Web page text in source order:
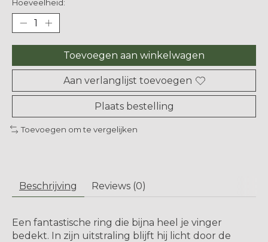
Hoeveelheid:
Toevoegen aan winkelwagen
Aan verlanglijst toevoegen
Plaats bestelling
Toevoegen om te vergelijken
Beschrijving Reviews (0)
Een fantastische ring die bijna heel je vinger
bedekt. In zijn uitstraling blijft hij licht door de